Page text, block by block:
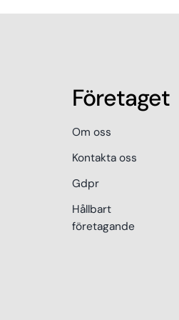
Företaget
Om oss
Kontakta oss
Gdpr
Hållbart
företagande